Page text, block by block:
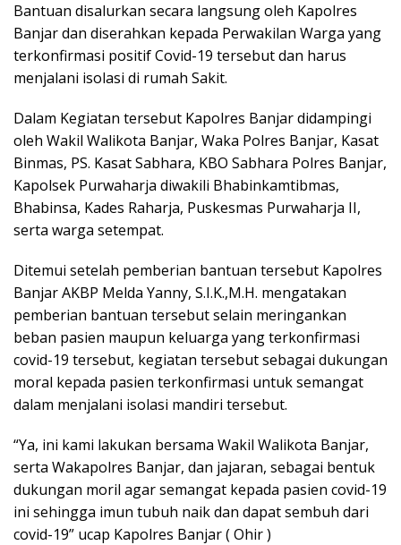
Bantuan disalurkan secara langsung oleh Kapolres
Banjar dan diserahkan kepada Perwakilan Warga yang
terkonfirmasi positif Covid-19 tersebut dan harus
menjalani isolasi di rumah Sakit.
Dalam Kegiatan tersebut Kapolres Banjar didampingi
oleh Wakil Walikota Banjar, Waka Polres Banjar, Kasat
Binmas, PS. Kasat Sabhara, KBO Sabhara Polres Banjar,
Kapolsek Purwaharja diwakili Bhabinkamtibmas,
Bhabinsa, Kades Raharja, Puskesmas Purwaharja II,
serta warga setempat.
Ditemui setelah pemberian bantuan tersebut Kapolres
Banjar AKBP Melda Yanny, S.I.K.,M.H. mengatakan
pemberian bantuan tersebut selain meringankan
beban pasien maupun keluarga yang terkonfirmasi
covid-19 tersebut, kegiatan tersebut sebagai dukungan
moral kepada pasien terkonfirmasi untuk semangat
dalam menjalani isolasi mandiri tersebut.
“Ya, ini kami lakukan bersama Wakil Walikota Banjar,
serta Wakapolres Banjar, dan jajaran, sebagai bentuk
dukungan moril agar semangat kepada pasien covid-19
ini sehingga imun tubuh naik dan dapat sembuh dari
covid-19” ucap Kapolres Banjar ( Ohir )